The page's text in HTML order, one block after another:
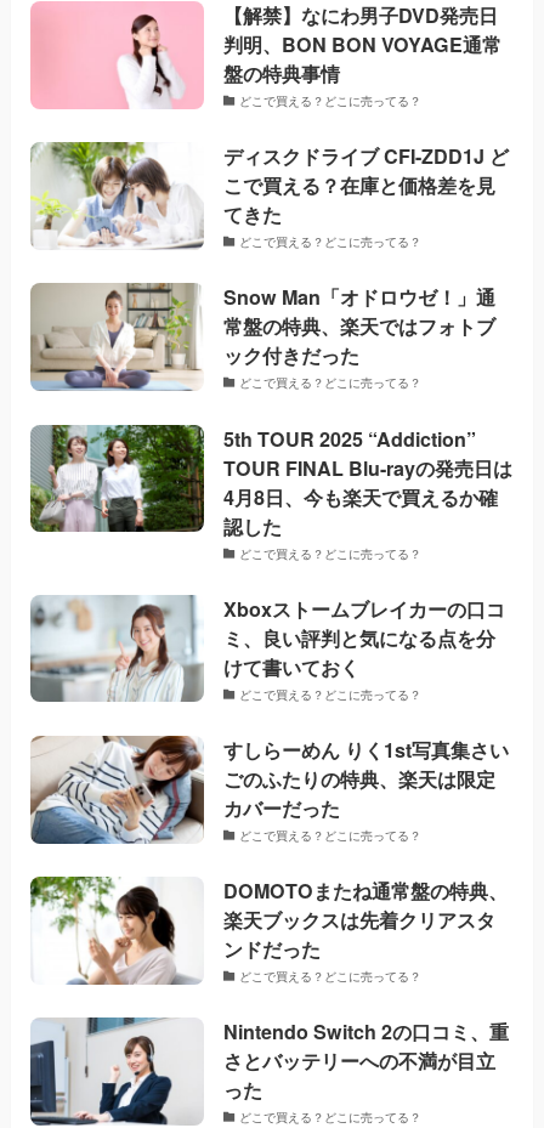
【解禁】なにわ男子DVD発売日
判明、BON BON VOYAGE通常
盤の特典事情
どこで買える？どこに売ってる？
ディスクドライブ CFI-ZDD1J ど
こで買える？在庫と価格差を見
てきた
どこで買える？どこに売ってる？
Snow Man「オドロウゼ！」通
常盤の特典、楽天ではフォトブ
ック付きだった
どこで買える？どこに売ってる？
5th TOUR 2025 “Addiction”
TOUR FINAL Blu-rayの発売日は
4月8日、今も楽天で買えるか確
認した
どこで買える？どこに売ってる？
Xboxストームブレイカーの口コ
ミ、良い評判と気になる点を分
けて書いておく
どこで買える？どこに売ってる？
すしらーめん りく1st写真集さい
ごのふたりの特典、楽天は限定
カバーだった
どこで買える？どこに売ってる？
DOMOTOまたね通常盤の特典、
楽天ブックスは先着クリアスタ
ンドだった
どこで買える？どこに売ってる？
Nintendo Switch 2の口コミ、重
さとバッテリーへの不満が目立
った
どこで買える？どこに売ってる？